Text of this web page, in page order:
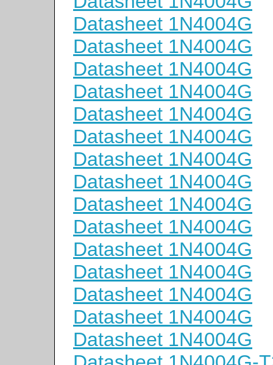
Datasheet 1N4004G
Datasheet 1N4004G
Datasheet 1N4004G
Datasheet 1N4004G
Datasheet 1N4004G
Datasheet 1N4004G
Datasheet 1N4004G
Datasheet 1N4004G
Datasheet 1N4004G
Datasheet 1N4004G
Datasheet 1N4004G
Datasheet 1N4004G
Datasheet 1N4004G
Datasheet 1N4004G
Datasheet 1N4004G